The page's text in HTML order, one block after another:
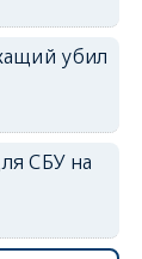
убил
СБУ на